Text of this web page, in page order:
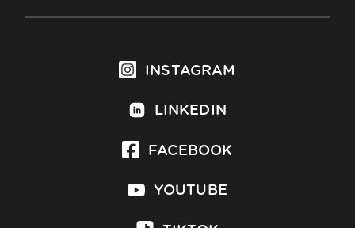
INSTAGRAM
LINKEDIN
FACEBOOK
YOUTUBE